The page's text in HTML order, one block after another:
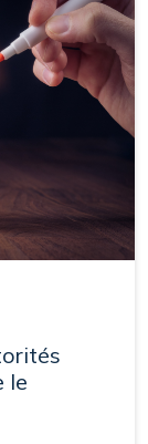
le